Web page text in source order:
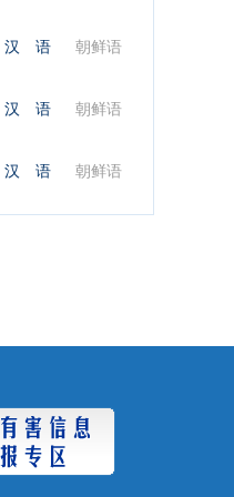
汉 语 朝鲜语
汉 语 朝鲜语
汉 语 朝鲜语